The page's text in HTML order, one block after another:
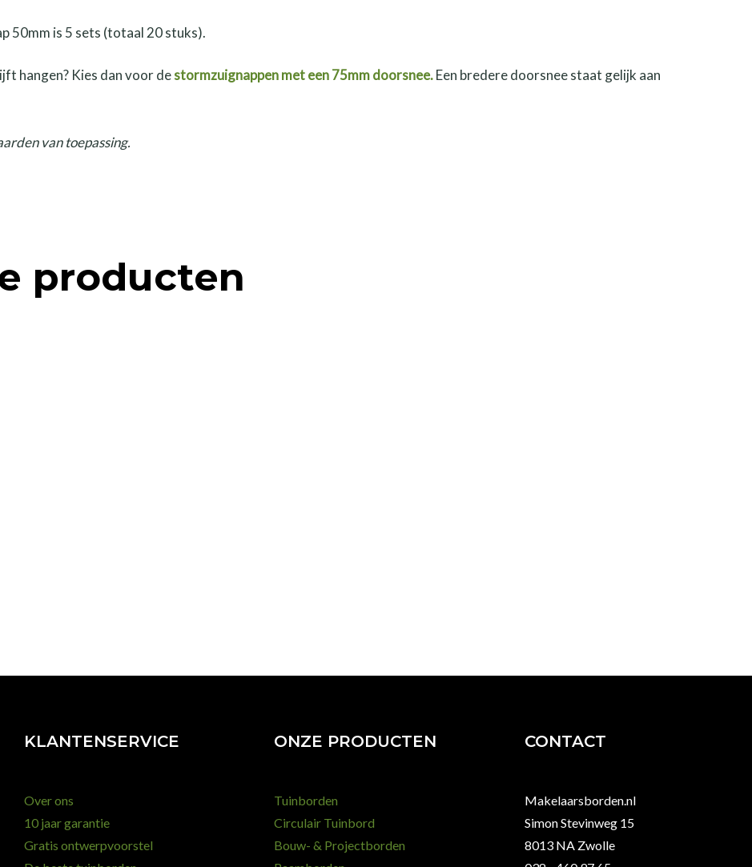
50mm is 5 sets (totaal 20 stuks).
hangen? Kies dan voor destormzuignappen met een 75mm doorsnee.Een bredere doorsnee staat gelijk aan
van toepassing.
producten
KLANTENSERVICE
Over ons
10 jaar garantie
Gratis ontwerpvoorstel
ONZE PRODUCTEN
Tuinborden
Circulair Tuinbord
Bouw- & Projectborden
CONTACT
Makelaarsborden.nl
Simon Stevinweg 15
8013 NA Zwolle